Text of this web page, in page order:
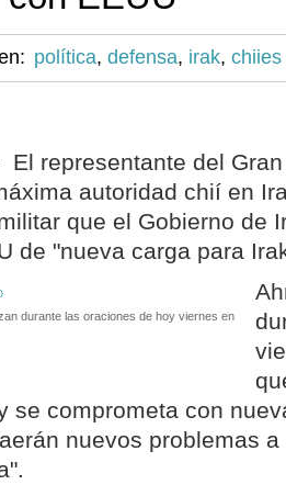
política, defensa, irak, chiies
El representante del
autoridad chií en
que el Gobierno de
de "nueva carga para
durante las oraciones de hoy viernes en
se comprometa con
nuevos problemas